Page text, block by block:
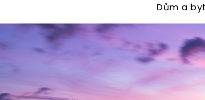
Dům a byt